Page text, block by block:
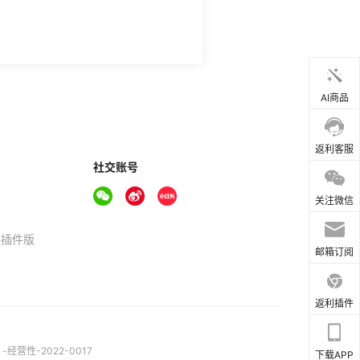
AI商品
返利客服
关注微信
邮箱订阅
返利插件
下载APP
件版
社交账号
-经营性-2022-0017